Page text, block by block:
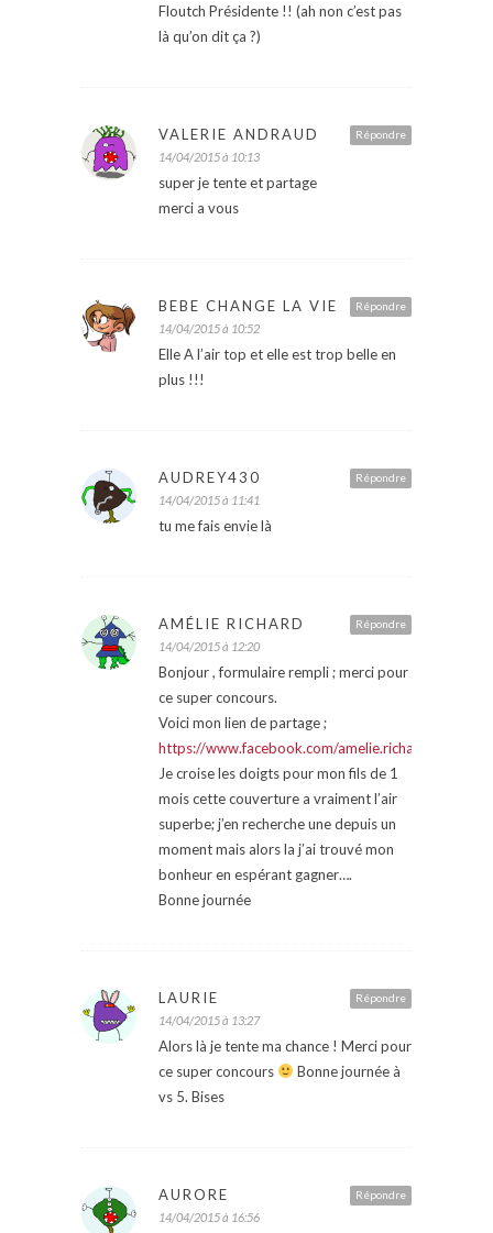
Floutch Présidente !! (ah non c’est pas
là qu’on dit ça ?)
Répondre
VALERIE ANDRAUD
14/04/2015 à 10:13
super je tente et partage
merci a vous
Répondre
BEBE CHANGE LA VIE
14/04/2015 à 10:52
Elle A l’air top et elle est trop belle en
plus !!!
Répondre
AUDREY430
14/04/2015 à 11:41
tu me fais envie là
Répondre
AMÉLIE RICHARD
14/04/2015 à 12:20
Bonjour , formulaire rempli ; merci pour
ce super concours.
Voici mon lien de partage ;
https://www.facebook.com/amelie.richard.393/
Je croise les doigts pour mon fils de 1
mois cette couverture a vraiment l’air
superbe; j’en recherche une depuis un
moment mais alors la j’ai trouvé mon
bonheur en espérant gagner….
Bonne journée
Répondre
LAURIE
14/04/2015 à 13:27
Alors là je tente ma chance ! Merci pour
ce super concours
Bonne journée à
vs 5. Bises
Répondre
AURORE
14/04/2015 à 16:56